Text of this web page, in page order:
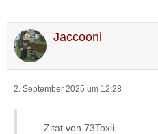
Jaccooni
2. September 2025 um 12:28
Zitat von 73Toxii